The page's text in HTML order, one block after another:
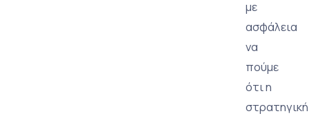
με
ασφάλεια
να
πούμε
ότι η
στρατηγική